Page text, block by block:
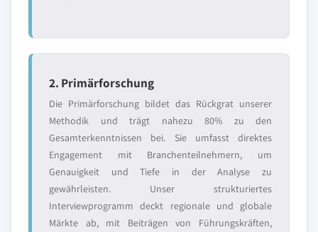
2. Primärforschung
Die Primärforschung bildet das Rückgrat unserer
Methodik und trägt nahezu 80% zu den
Gesamterkenntnissen bei. Sie umfasst direktes
Engagement mit Branchenteilnehmern, um
Genauigkeit und Tiefe in der Analyse zu
gewährleisten. Unser strukturiertes
Interviewprogramm deckt regionale und globale
Märkte ab, mit Beiträgen von Führungskräften,